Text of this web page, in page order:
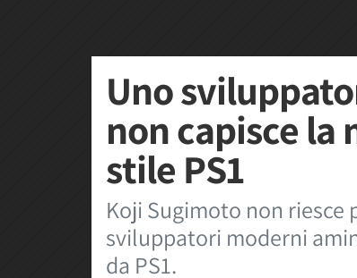
Uno
non capisce la
stile PS1
Koji Sugimoto non riesce
sviluppatori moderni
da PS1.